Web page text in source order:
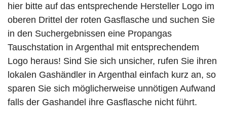
hier bitte auf das entsprechende Hersteller Logo im
oberen Drittel der roten Gasflasche und suchen Sie
in den Suchergebnissen eine Propangas
Tauschstation in Argenthal mit entsprechendem
Logo heraus! Sind Sie sich unsicher, rufen Sie ihren
lokalen Gashändler in Argenthal einfach kurz an, so
sparen Sie sich möglicherweise unnötigen Aufwand
falls der Gashandel ihre Gasflasche nicht führt.